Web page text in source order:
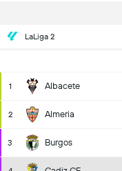
LaLiga 2
1 Albacete
2 Almeria
3 Burgos